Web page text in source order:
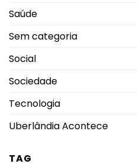
Saúde
Sem categoria
Social
Sociedade
Tecnologia
Uberlândia Acontece
TAG